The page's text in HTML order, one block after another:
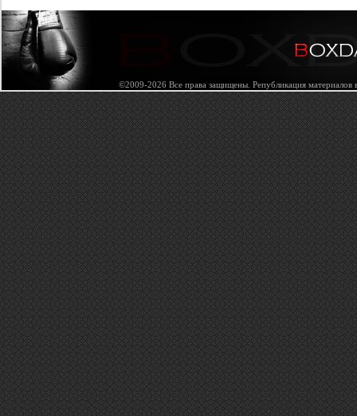
©2009-2026 Все права защищены. Републикация материалов